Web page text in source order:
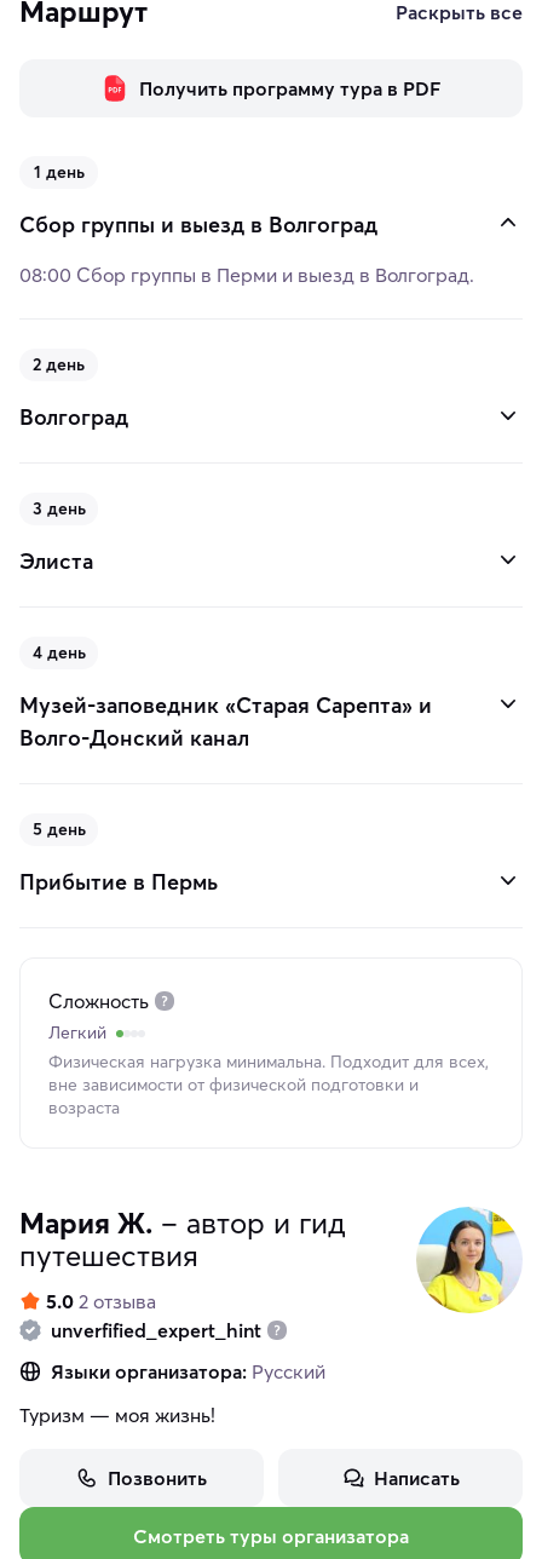
Маршрут Раскрыть все
Получить программу тура в PDF
1 день
Сбор группы и выезд в Волгоград
08:00 Сбор группы в Перми и выезд в Волгоград.
2 день
Волгоград
3 день
Элиста
4 день
Музей-заповедник «Старая Сарепта» и
Волго-Донский канал
5 день
Прибытие в Пермь
Сложность
Легкий
Физическая нагрузка минимальна. Подходит для всех,
вне зависимости от физической подготовки и
возраста
Мария Ж. – автор и гид
путешествия
5.0 2 отзыва
unverfified_expert_hint
Языки организатора: Русский
Туризм — моя жизнь!
Позвонить Написать
Смотреть туры организатора